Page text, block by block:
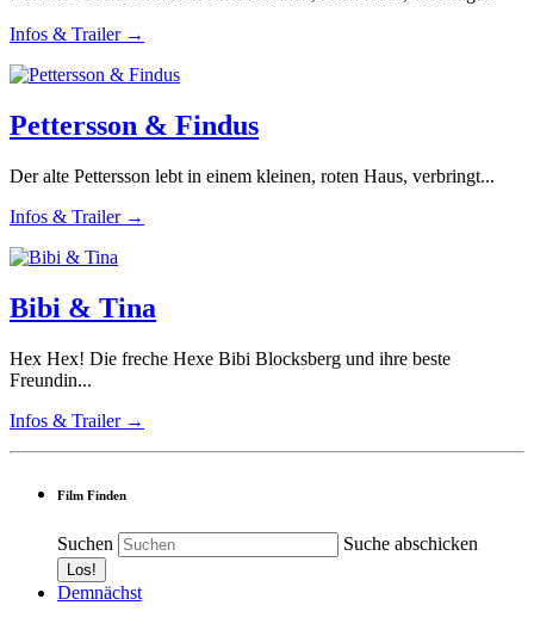
Infos & Trailer →
Pettersson & Findus
Der alte Pettersson lebt in einem kleinen, roten Haus, verbringt...
Infos & Trailer →
Bibi & Tina
Hex Hex! Die freche Hexe Bibi Blocksberg und ihre beste
Freundin...
Infos & Trailer →
Film Finden
Suchen Suche abschicken
Demnächst